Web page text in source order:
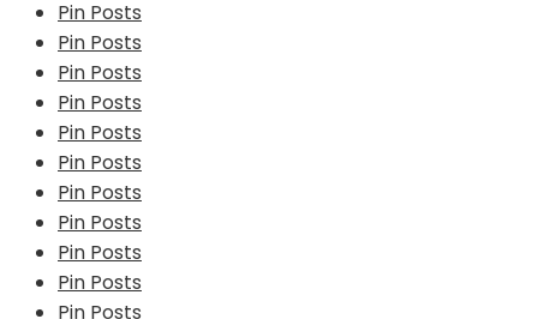
Pin Posts
Pin Posts
Pin Posts
Pin Posts
Pin Posts
Pin Posts
Pin Posts
Pin Posts
Pin Posts
Pin Posts
Pin Posts